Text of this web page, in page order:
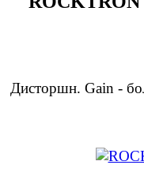
Дисторшн. Gain -